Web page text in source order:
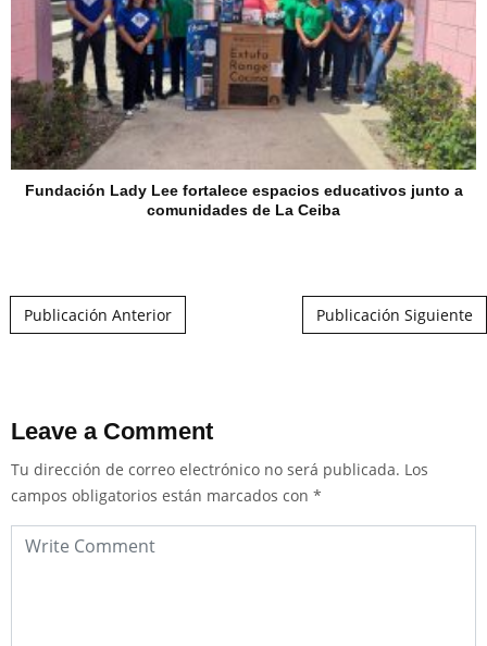
Fundación Lady Lee fortalece espacios educativos junto a
comunidades de La Ceiba
Publicación Anterior Publicación Siguiente
Leave a Comment
Tu dirección de correo electrónico no será publicada. Los
campos obligatorios están marcados con *